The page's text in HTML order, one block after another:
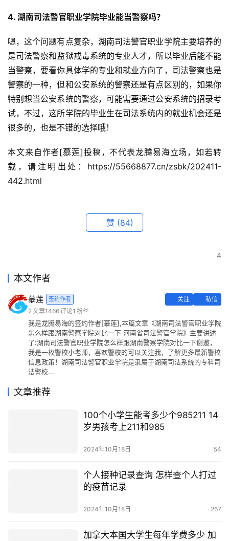
4. 湖南司法警官职业学院毕业能当警察吗？
嗯，这个问题有点复杂，湖南司法警官职业学院主要培养的
是司法警察和监狱戒毒系统的专业人才，所以毕业后能不能
当警察，要看你具体学的专业和就业方向了，司法警察也是
警察的一种，但和公安系统的警察还是有点区别的，如果你
特别想当公安系统的警察，可能需要通过公安系统的招录考
试，不过，这所学院的毕业生在司法系统内的就业机会还是
很多的，也是不错的选择哦！
本文来自作者[慕莲]投稿，不代表龙腾易海立场，如若转
载，请注明出处：https://55668877.cn/zsbk/202411-
442.html
赞 (84)
4
本文作者
慕莲 签约作者 关注
私信
2文章1466评论1 粉丝
我是龙腾易海的签约作者[慕莲],本篇文章《湖南司法警官职业学院
怎么样跟湖南警察学院对比一下 河南省司法警官学院》主要讲述
了:湖南司法警官职业学院怎么样跟湖南警察学院对比一下谢邀，
我是一枚警校小老师，喜欢警校的可以关注我，了解更多最新警校
信息政策！湖南司法警官职业学院是隶属于湖南司法系统的专科司
法警校...
文章推荐
100个小学生能考多少个985211 14
岁男孩考上211和985
2024年10月18日 54
个人接种记录查询 怎样查个人打过
的疫苗记录
2024年10月18日 267
加拿大本国大学生每年学费多少 加